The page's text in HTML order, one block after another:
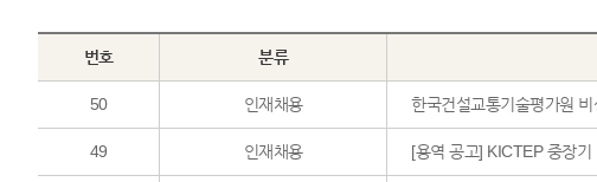
번호 분류
50 인재채용 한국건설교통기술평가원
49 인재채용 [용역 공고] KICTEP 중장기